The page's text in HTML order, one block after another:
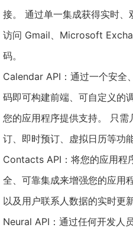
接。 通过单一集成获得实时、
访问 Gmail、 Microsoft
码。
Calendar API：通过一个安全
码即可构建前端、可自定义的
您的应用程序提供支持。 只
订、即时预订、虚拟日历等功能
Contacts API：将您的应用程
全、可靠集成来增强您的应用
以及用户联系人数据的实时更新
Neural API：通过任何开发人